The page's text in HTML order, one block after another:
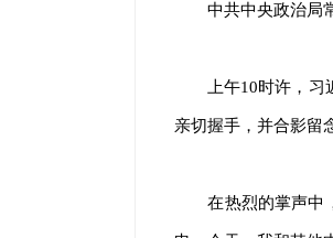
中共中央政治局
上午10时许，
亲切握手，并合影留
在热烈的掌声中